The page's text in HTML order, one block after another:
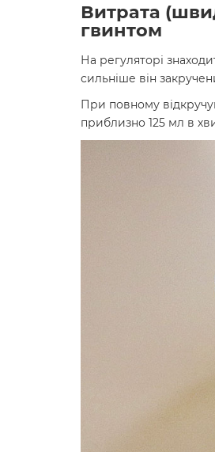
Витрата
гвинтом
На регуляторі
сильніше він
При повному
приблизно 125 мл в